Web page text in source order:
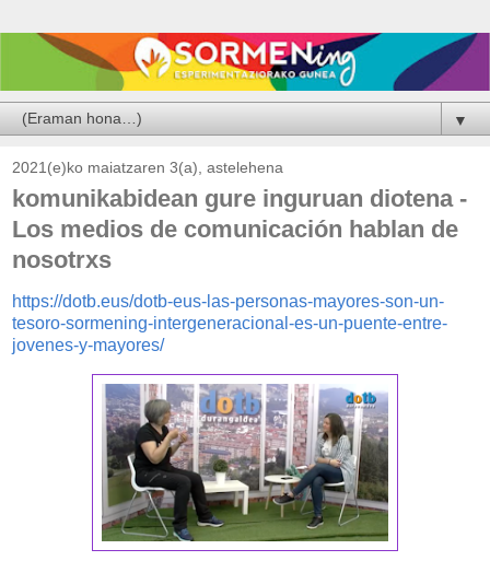
▼
2021(e)ko maiatzaren 3(a), astelehena
komunikabidean gure inguruan diotena -
Los medios de comunicación hablan de
nosotrxs
https://dotb.eus/dotb-eus-las-personas-mayores-son-un-
tesoro-sormening-intergeneracional-es-un-puente-entre-
jovenes-y-mayores/